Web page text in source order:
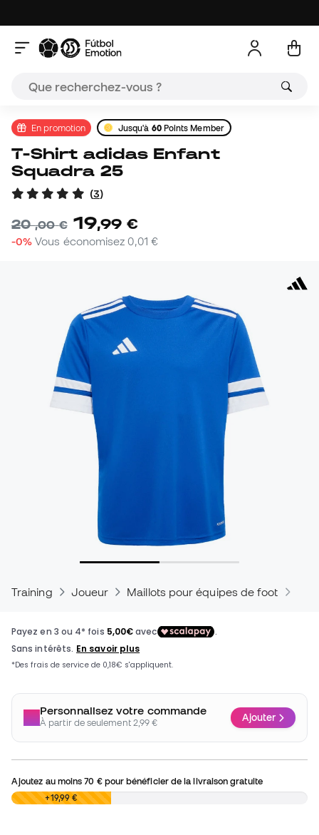
En promotion Jusqu'à 60Points Member
T-Shirt adidas Enfant
Squadra 25
(3)
20,00 € 19,99 €
-0% Vous économisez0,01 €
Training Joueur Maillots pour équipes de foot
Personnalisez votre commande
À partir de seulement 2,99 € Ajouter
Ajoutez au moins70 €pour bénéficier de la livraison gratuite
0,00 € +19,99 €